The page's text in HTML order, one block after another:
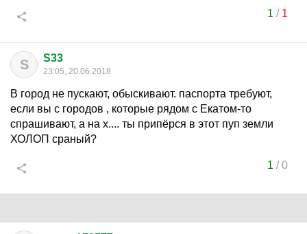
1 / 1
S S33
23:05, 20.06.2018
В город не пускают, обыскивают. паспорта требуют,
если вы с городов , которые рядом с Екатом-то
спрашивают, а на х.... ты припёрся в этот пуп земли
ХОЛОП сраный?
1 /0